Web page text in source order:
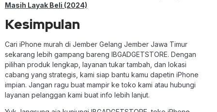
Masih Layak Beli (2024)
Kesimpulan
Cari iPhone murah di Jember Gelang Jember Jawa Timur
sekarang lebih gampang bareng IBGADGETSTORE. Dengan
pilihan produk lengkap, layanan tukar tambah, dan lokasi
cabang yang strategis, kami siap bantu kamu dapetin iPhone
impian. Jangan ragu buat mampir ke toko kami atau hubungi
layanan pelanggan kami buat info lebih lanjut.